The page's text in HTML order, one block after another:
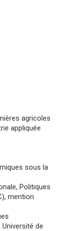
agricoles
appliquée
sous la
Politiques
mention
de